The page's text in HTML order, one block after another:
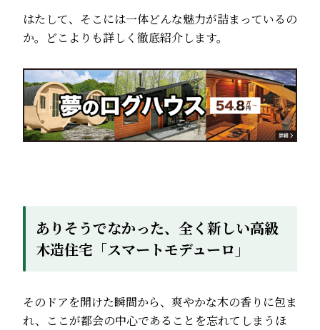
はたして、そこには一体どんな魅力が詰まっているの
か。どこよりも詳しく徹底紹介します。
ありそうでなかった、全く新しい高級
木造住宅「スマートモデューロ」
そのドアを開けた瞬間から、爽やかな木の香りに包ま
れ、ここが都会の中心であることを忘れてしまうほ